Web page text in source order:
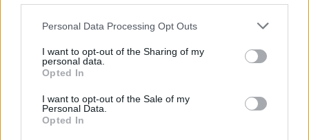
Personal Data Processing Opt Outs
I want to opt-out of the Sharing of my
personal data.
Opted In
I want to opt-out of the Sale of my
Personal Data.
Opted In